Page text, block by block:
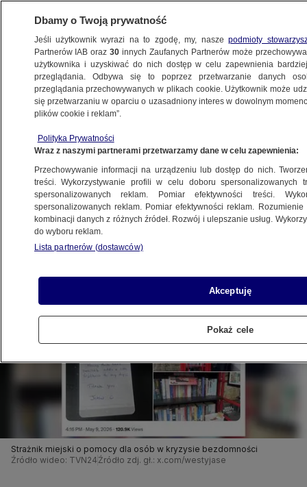
CIEKAWOSTKI
rzeczy bywają bardzo ważne"
Maciej Wacławik
11.05.2026, 12:43
Posłuchaj artykułu
Czyta lektor AI
Strażnik miejski o pomocy dla osób w kryzysie bezdomności
Źródło wideo: TVN24 Źródło zdj. gł.: x.com/westyjase
Dbamy o Twoją prywatność
Jeśli użytkownik wyrazi na to zgodę, my, naszepodmioty
Partnerów IAB oraz30 innych Zaufanych Partnerów może
użytkownika i uzyskiwać do nich dostęp w celu zapewnienia
przeglądania. Odbywa się to poprzez przetwarzanie danych
przeglądania przechowywanych w plikach cookie. Użytkownik może
się przetwarzaniu w oparciu o uzasadniony interes w dowolnym
plików cookie i reklam”.
Polityka Prywatności
Wraz z naszymi partnerami przetwarzamy dane w celu zapewnienia:
Przechowywanie informacji na urządzeniu lub dostęp do nich.
treści. Wykorzystywanie profili w celu doboru spersonalizowanych
spersonalizowanych reklam. Pomiar efektywności treści.
spersonalizowanych reklam. Pomiar efektywności reklam.
kombinacji danych z różnych źródeł. Rozwój i ulepszanie usług.
do wyboru reklam.
Lista partnerów (dostawców)
Akceptuję
Pokaż cele